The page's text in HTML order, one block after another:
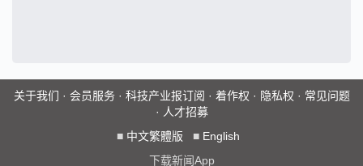
关于我们 · 会员服务· 科技产业报订阅 · 着作权 · 隐私权 · 常见问题
· 人才招募
■ 中文繁體版 ■ English
下载新闻App